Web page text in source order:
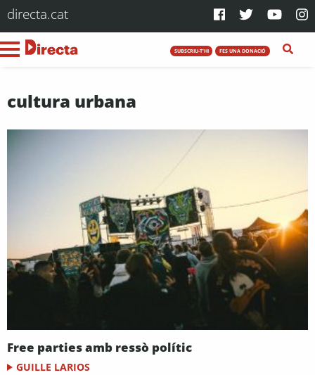
directa.cat
SUBSCRIU-T'HI FES UNA DONACIÓ
cultura urbana
Free parties amb ressò polític
GUILLE LARIOS